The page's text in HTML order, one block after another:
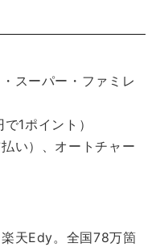
スーパー・ファミレ
1ポイント）
い）、オートチャー
天Edy。全国78万箇